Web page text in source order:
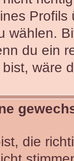
wählen.
du ein
wäre
die